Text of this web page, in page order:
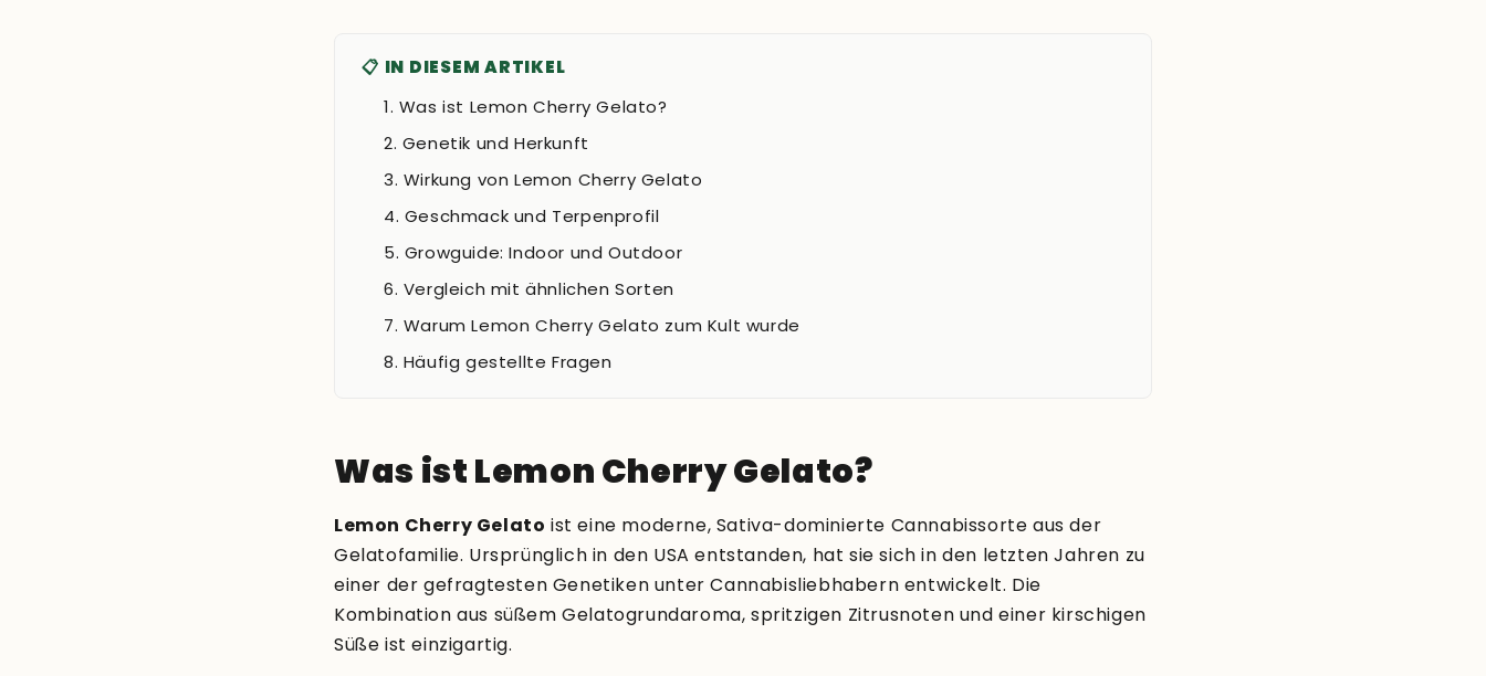
📋 IN DIESEM ARTIKEL
Was ist Lemon Cherry Gelato?
Genetik und Herkunft
Wirkung von Lemon Cherry Gelato
Geschmack und Terpenprofil
Growguide: Indoor und Outdoor
Vergleich mit ähnlichen Sorten
Warum Lemon Cherry Gelato zum Kult wurde
Häufig gestellte Fragen
Was ist Lemon Cherry Gelato?
Lemon Cherry Gelato ist eine moderne, Sativa-dominierte Cannabissorte aus der
Gelatofamilie. Ursprünglich in den USA entstanden, hat sie sich in den letzten Jahren zu
einer der gefragtesten Genetiken unter Cannabisliebhabern entwickelt. Die
Kombination aus süßem Gelatogrundaroma, spritzigen Zitrusnoten und einer kirschigen
Süße ist einzigartig.